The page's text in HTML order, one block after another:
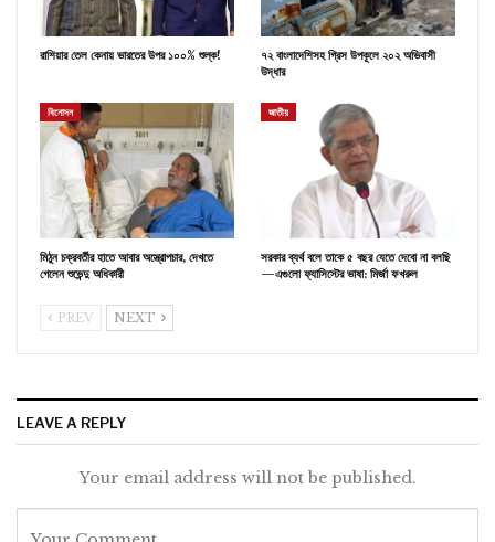
রাশিয়ার তেল কেনায় ভারতের উপর ১০০% শুল্ক!
৭২ বাংলাদেশিসহ গ্রিস উপকূলে ২০২ অভিবাসী
উদ্ধার
বিনোদন
মিঠুন চক্রবর্তীর হাতে আবার অস্ত্রোপচার, দেখতে
গেলেন শুভেন্দু অধিকারী
জাতীয়
সরকার ব্যর্থ বলে তাকে ৫ বছর যেতে দেবো না বলছি
—এগুলো ফ্যাসিস্টের ভাষা: মির্জা ফখরুল
PREV NEXT
LEAVE A REPLY
Your email address will not be published.